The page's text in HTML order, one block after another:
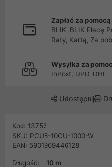
Zapłać za pomocą
BLIK, BLIK Płacę
Raty, Kartą, Za
Wysyłka za
InPost, DPD, DHL
Udostępnij
Kod: 13752
SKU: PCU6-10CU-1000-W
EAN: 5901969446128
Długość:
10 m